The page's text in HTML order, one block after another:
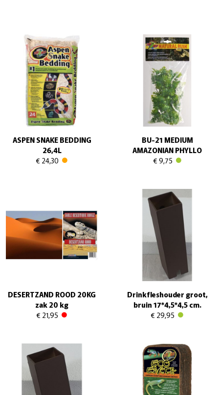
ASPEN SNAKE BEDDING
26,4L
€ 24,30
BU-21 MEDIUM
AMAZONIAN PHYLLO
€ 9,75
DESERTZAND ROOD 20KG
zak 20 kg
€ 21,95
Drinkfleshouder groot,
bruin 17*4,5*4,5 cm.
€ 29,95